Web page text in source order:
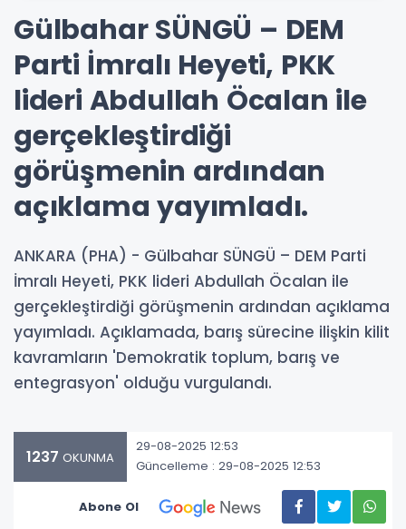
Gülbahar SÜNGÜ – DEM
Parti İmralı Heyeti, PKK
lideri Abdullah Öcalan ile
gerçekleştirdiği
görüşmenin ardından
açıklama yayımladı.
ANKARA (PHA) - Gülbahar SÜNGÜ – DEM Parti
İmralı Heyeti, PKK lideri Abdullah Öcalan ile
gerçekleştirdiği görüşmenin ardından açıklama
yayımladı. Açıklamada, barış sürecine ilişkin kilit
kavramların 'Demokratik toplum, barış ve
entegrasyon' olduğu vurgulandı.
1237 OKUNMA
29-08-2025 12:53
Güncelleme : 29-08-2025 12:53
Abone Ol